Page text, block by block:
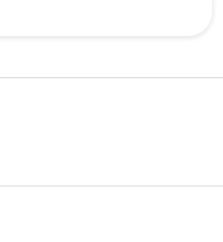
BKK–HGH: cmp-view-
BKK–HGH: cmp-
BKK–HGH: